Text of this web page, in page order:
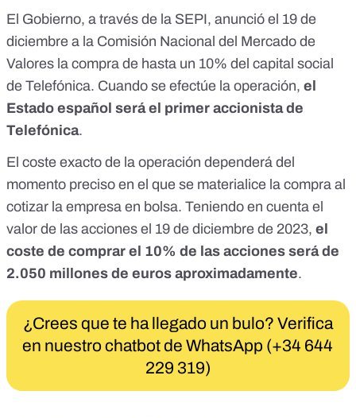
El Gobierno, a través de la SEPI, anunció el 19 de
diciembre a la Comisión Nacional del Mercado de
Valores la compra de hasta un 10% del capital social
de Telefónica. Cuando se efectúe la operación, el
Estado español será el primer accionista de
Telefónica.
El coste exacto de la operación dependerá del
momento preciso en el que se materialice la compra al
cotizar la empresa en bolsa. Teniendo en cuenta el
valor de las acciones el 19 de diciembre de 2023, el
coste de comprar el 10% de las acciones será de
2.050 millones de euros aproximadamente.
¿Crees que te ha llegado un bulo? Verifica
en nuestro chatbot de WhatsApp (+34 644
229 319)